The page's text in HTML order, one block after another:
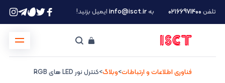
تلفن ۰۲۱66971400 بهinfo@isct.irایمیل بزنید!
فناوری اطلاعات و ارتباطات>وبلاگ>کنترل نور LED های RGB